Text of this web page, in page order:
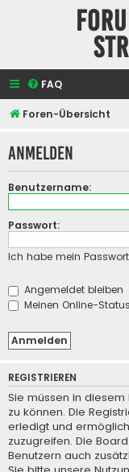
FAQ
Foren-Übersicht
Anmelden
Benutzername:
Passwort:
Ich habe mein
Angemeldet bleiben
Meinen Online-
REGISTRIEREN
Sie müssen in
zu können. Die
erledigt und
zuzugreifen. Die
Benutzern auch